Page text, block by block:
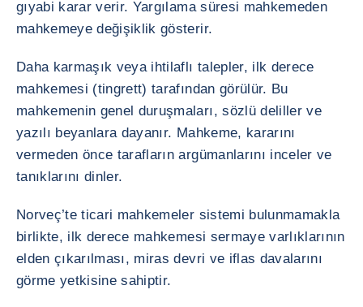
gıyabi karar verir. Yargılama süresi mahkemeden
mahkemeye değişiklik gösterir.
Daha karmaşık veya ihtilaflı talepler, ilk derece
mahkemesi (tingrett) tarafından görülür. Bu
mahkemenin genel duruşmaları, sözlü deliller ve
yazılı beyanlara dayanır. Mahkeme, kararını
vermeden önce tarafların argümanlarını inceler ve
tanıklarını dinler.
Norveç’te ticari mahkemeler sistemi bulunmamakla
birlikte, ilk derece mahkemesi sermaye varlıklarının
elden çıkarılması, miras devri ve iflas davalarını
görme yetkisine sahiptir.